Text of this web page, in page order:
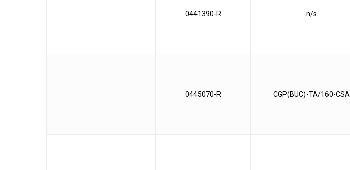
0441390-R n/s
0445070-R CGP(BUC)-TA/160-CSA